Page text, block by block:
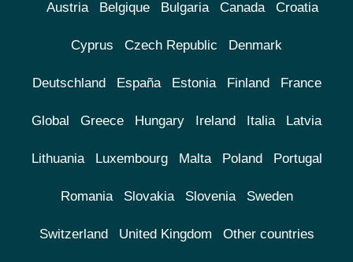
Austria Belgique Bulgaria Canada Croatia
Cyprus Czech Republic Denmark
Deutschland España Estonia Finland France
Global Greece Hungary Ireland Italia Latvia
Lithuania Luxembourg Malta Poland Portugal
Romania Slovakia Slovenia Sweden
Switzerland United Kingdom Other countries